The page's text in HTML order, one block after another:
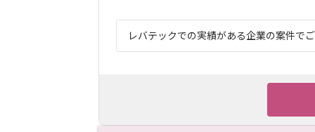
レバテックでの実績がある企業の案件で